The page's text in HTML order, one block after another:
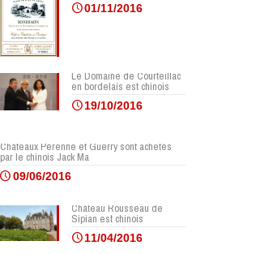
01/11/2016
Le Domaine de Courteillac
en bordelais est chinois
19/10/2016
Châteaux Pérenne et Guerry sont achetés
par le chinois Jack Ma
09/06/2016
Château Rousseau de
Sipian est chinois
11/04/2016